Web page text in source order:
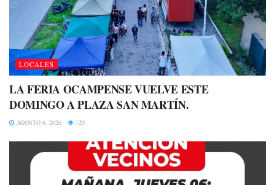
LOCALES
LA FERIA OCAMPENSE VUELVE ESTE
DOMINGO A PLAZA SAN MARTÍN.
AGOSTO 6, 2026 120